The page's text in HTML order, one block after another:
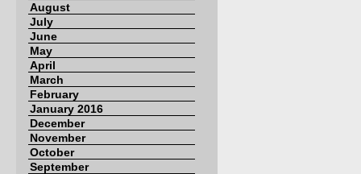
August
July
June
May
April
March
February
January 2016
December
November
October
September